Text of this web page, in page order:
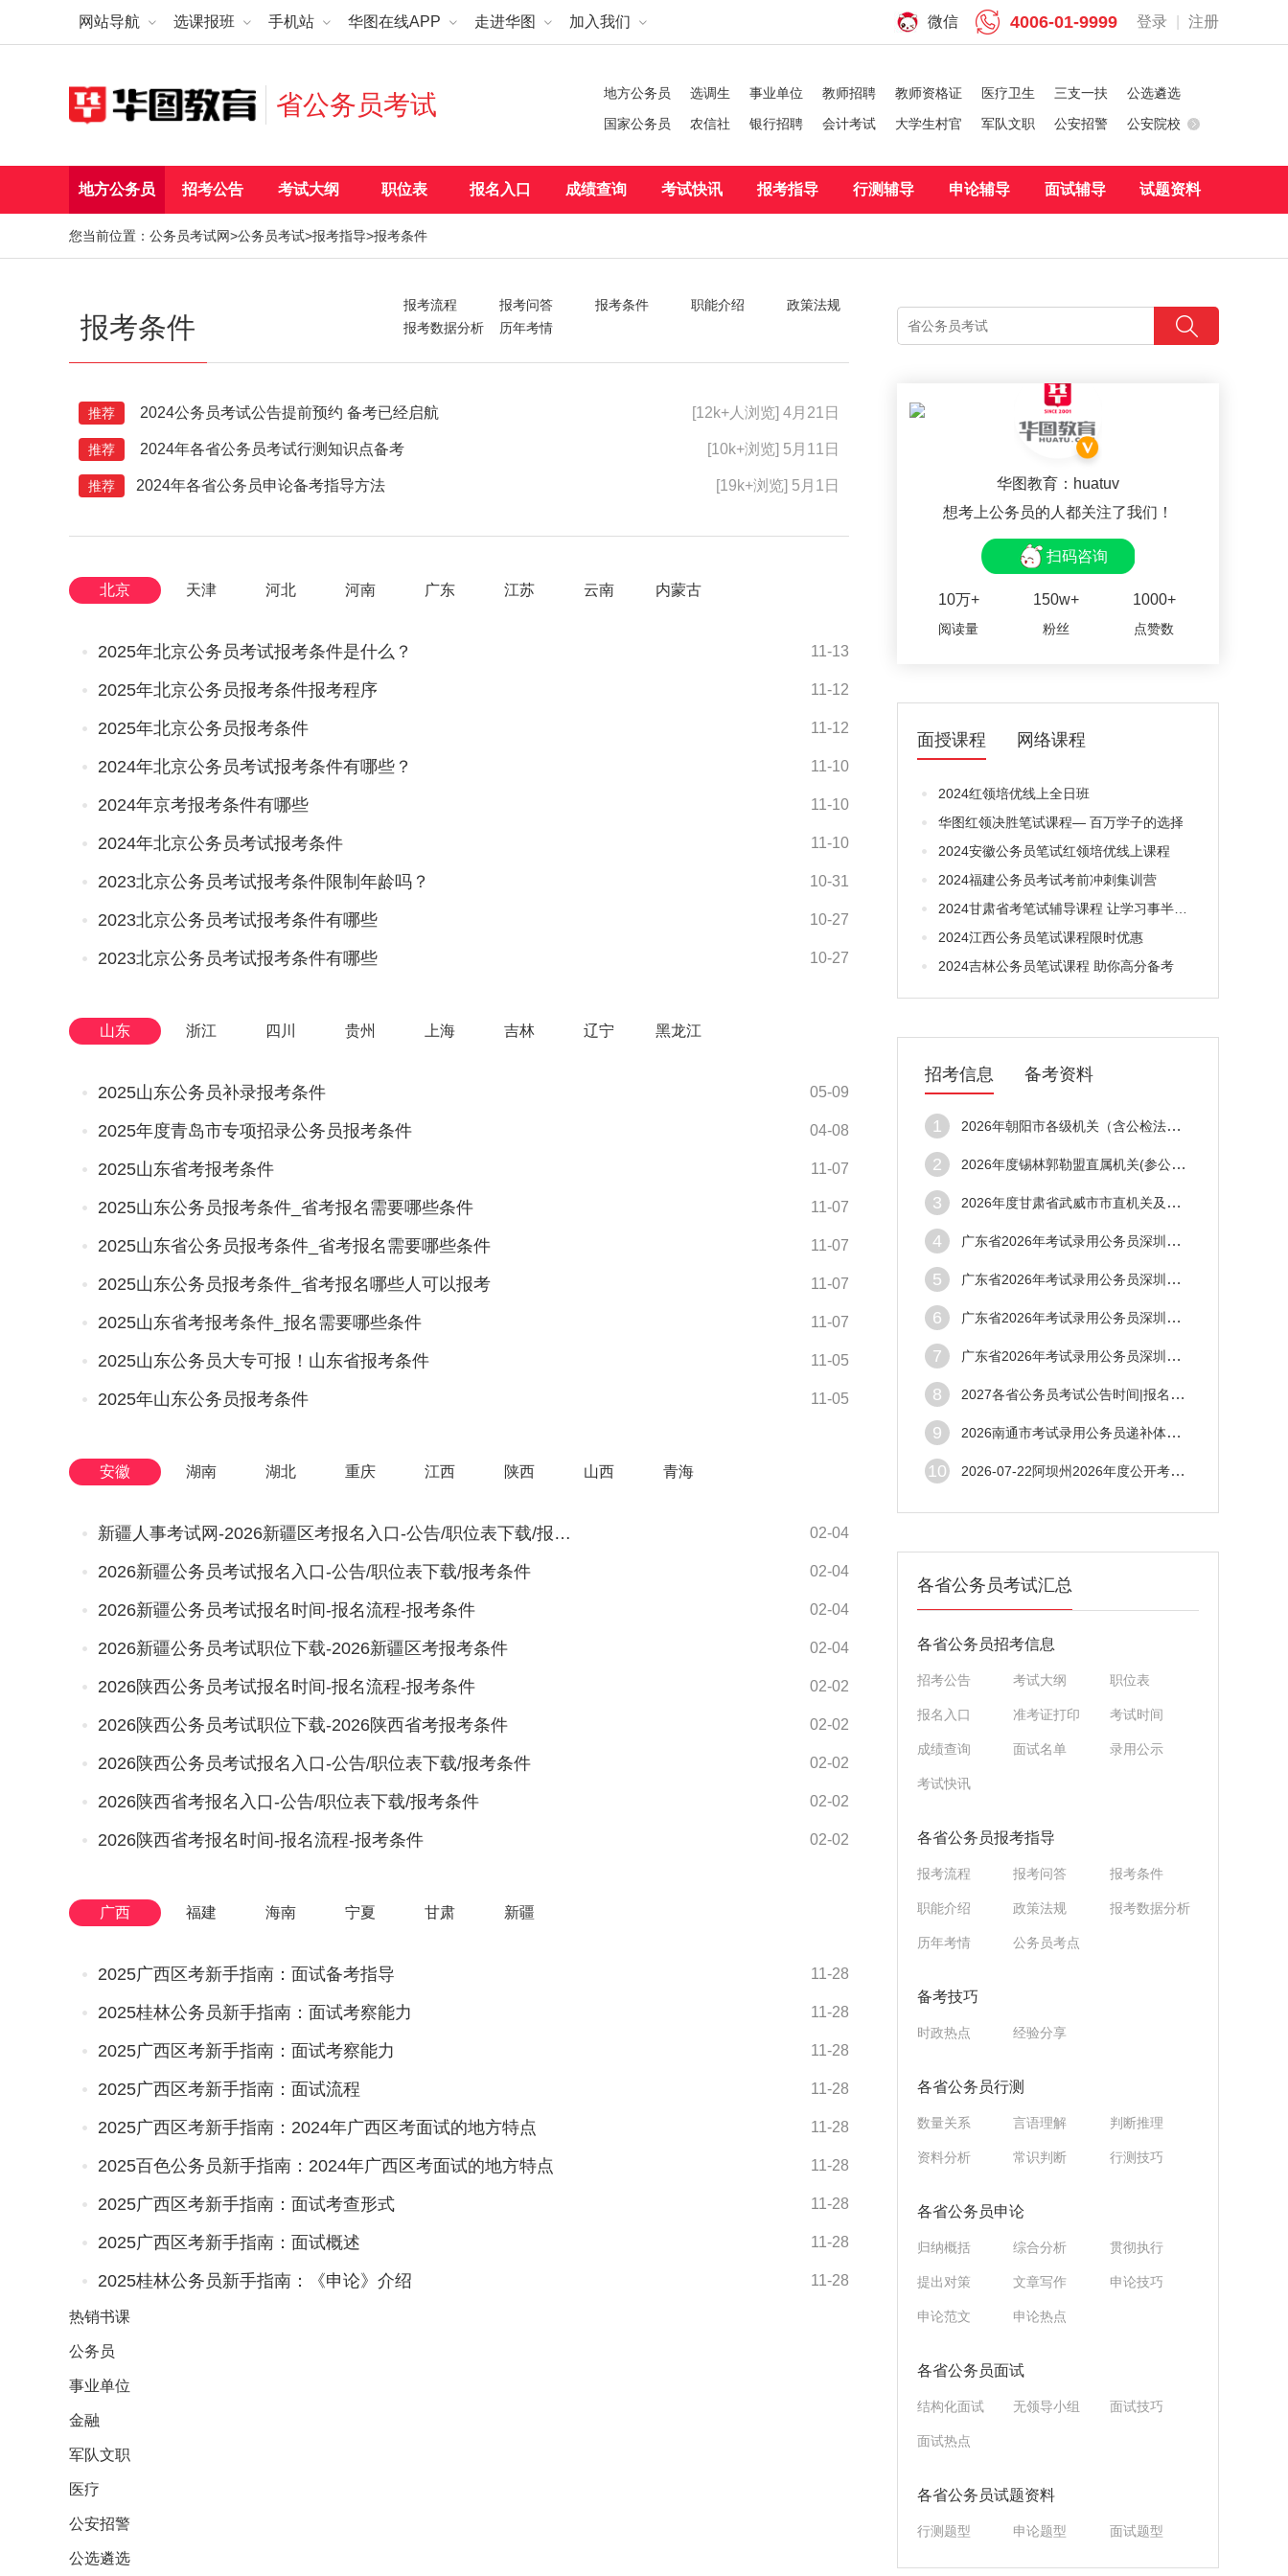
网站导航 选课报班 手机站 华图在线APP 走进华图 加入我们 登录 注册
4006-01-9999
微信
省公务员考试 地方公务员 选调生 事业单位 教师招聘 教师资格证 医疗卫生 三支一扶
公选遴选
国家公务员
农信社 银行招聘 会计考试 大学生村官 军队文职 公安招警 公安院校
地方公务员 招考公告 考试大纲 职位表 报名入口 成绩查询 考试快讯 报考指导 行测辅导 申论辅导 面试辅导 试题资料
您当前位置： 公务员考试网>公务员考试>报考指导>报考条件
报考条件
报考流程 报考问答 报考条件 职能介绍
政策法规
报考数据分析
历年考情
推荐 2024公务员考试公告提前预约 备考已经启航 [12k+人浏览] 4月21日
推荐 2024年各省公务员考试行测知识点备考 [10k+浏览] 5月11日
推荐 2024年各省公务员申论备考指导方法 [19k+浏览] 5月1日
北京 天津 河北 河南 广东 江苏 云南 内蒙古
11-13
2025年北京公务员考试报考条件是什么？
11-12
2025年北京公务员报考条件报考程序
11-12
2025年北京公务员报考条件
11-10
2024年北京公务员考试报考条件有哪些？
11-10
2024年京考报考条件有哪些
11-10
2024年北京公务员考试报考条件
10-31
2023北京公务员考试报考条件限制年龄吗？
10-27
2023北京公务员考试报考条件有哪些
10-27
2023北京公务员考试报考条件有哪些
山东 浙江 四川 贵州 上海 吉林 辽宁 黑龙江
05-09
2025山东公务员补录报考条件
04-08
2025年度青岛市专项招录公务员报考条件
11-07
2025山东省考报考条件
11-07
2025山东公务员报考条件_省考报名需要哪些条件
11-07
2025山东省公务员报考条件_省考报名需要哪些条件
11-07
2025山东公务员报考条件_省考报名哪些人可以报考
11-07
2025山东省考报考条件_报名需要哪些条件
11-05
2025山东公务员大专可报！山东省报考条件
11-05
2025年山东公务员报考条件
安徽 湖南 湖北 重庆 江西 陕西 山西 青海
02-04
新疆人事考试网-2026新疆区考报名入口-公告/职位表下载/报考条件
02-04
2026新疆公务员考试报名入口-公告/职位表下载/报考条件
02-04
2026新疆公务员考试报名时间-报名流程-报考条件
02-04
2026新疆公务员考试职位下载-2026新疆区考报考条件
02-02
2026陕西公务员考试报名时间-报名流程-报考条件
02-02
2026陕西公务员考试职位下载-2026陕西省考报考条件
02-02
2026陕西公务员考试报名入口-公告/职位表下载/报考条件
02-02
2026陕西省考报名入口-公告/职位表下载/报考条件
02-02
2026陕西省考报名时间-报名流程-报考条件
广西 福建 海南 宁夏 甘肃 新疆
11-28
2025广西区考新手指南：面试备考指导
11-28
2025桂林公务员新手指南：面试考察能力
11-28
2025广西区考新手指南：面试考察能力
11-28
2025广西区考新手指南：面试流程
11-28
2025广西区考新手指南：2024年广西区考面试的地方特点
11-28
2025百色公务员新手指南：2024年广西区考面试的地方特点
11-28
2025广西区考新手指南：面试考查形式
11-28
2025广西区考新手指南：面试概述
11-28
2025桂林公务员新手指南：《申论》介绍
热销书课
公务员
事业单位
金融
军队文职
医疗
公安招警
公选遴选
华图教育：huatuv
想考上公务员的人都关注了我们！
扫码咨询
10万+
阅读量
150w+
粉丝
1000+
点赞数
面授课程 网络课程
2024红领培优线上全日班
华图红领决胜笔试课程— 百万学子的选择
2024安徽公务员笔试红领培优线上课程
2024福建公务员考试考前冲刺集训营
2024江西公务员笔试课程限时优惠
2024吉林公务员笔试课程 助你高分备考
招考信息 备考资料
1 2026年朝阳市各级机关（含公检法戒毒系统）及参照公务员法管理单位考试录用公务员（工作人员）拟录用人员公告（第二批）
2 2026年度锡林郭勒盟直属机关(参公单位)公开遴选公务员公告
3 2026年度甘肃省武威市市直机关及参照公务员法管理单位公开遴选公务员及参照公务员法管理单位工作人员进入资格复审人员名单及相关事宜的公告
4 广东省2026年考试录用公务员深圳市市场监督管理局拟录用人员公示公告（第五批）
5 广东省2026年考试录用公务员深圳市市场监督管理局拟录用人员公示公告（第五批）
6 广东省2026年考试录用公务员深圳市市场监督管理局拟录用人员公示公告（第五批）
7 广东省2026年考试录用公务员深圳市市场监督管理局拟录用人员公示公告（第五批）
8 2027各省公务员考试公告时间|报名时间|笔试时间|考试信息汇总
9 2026南通市考试录用公务员递补体检人选公告
10 2026-07-22阿坝州2026年度公开考试补充录用公务员（参照管理工作人员）体检结论公告（第2批）
各省公务员考试汇总
各省公务员招考信息
招考公告 考试大纲 职位表
报名入口 准考证打印 考试时间
成绩查询 面试名单 录用公示
考试快讯
各省公务员报考指导
报考流程 报考问答 报考条件
职能介绍 政策法规 报考数据分析
历年考情 公务员考点
备考技巧
时政热点 经验分享
各省公务员行测
数量关系 言语理解 判断推理
资料分析 常识判断 行测技巧
各省公务员申论
归纳概括 综合分析 贯彻执行
提出对策 文章写作 申论技巧
申论范文 申论热点
各省公务员面试
结构化面试 无领导小组 面试技巧
面试热点
各省公务员试题资料
行测题型 申论题型 面试题型